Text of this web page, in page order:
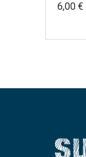
6,00 €